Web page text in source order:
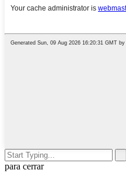
para cerrar